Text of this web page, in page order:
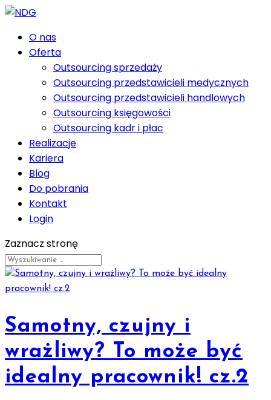
O nas
Oferta
Outsourcing sprzedaży
Outsourcing przedstawicieli medycznych
Outsourcing przedstawicieli handlowych
Outsourcing księgowości
Outsourcing kadr i płac
Realizacje
Kariera
Blog
Do pobrania
Kontakt
Login
Zaznacz stronę
Samotny, czujny i
wrażliwy? To może być
idealny pracownik! cz.2